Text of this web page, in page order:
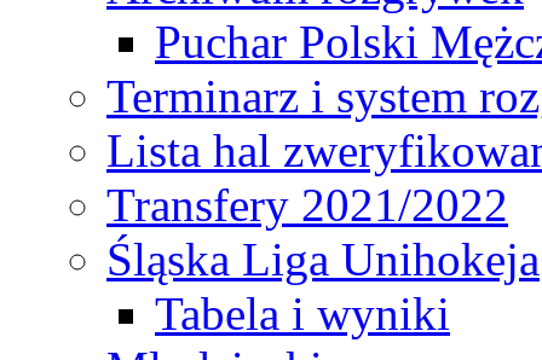
Puchar Polski
Terminarz i system
Lista hal
Transfery 2021/2022
Śląska Liga Unihokeja
Tabela i wyniki